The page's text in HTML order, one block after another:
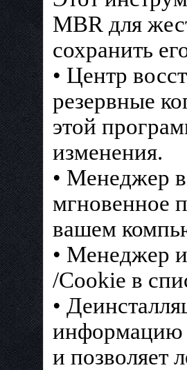
MBR для
сохранить
• Центр
резервные
этой
изменения.
• Менеджер
мгновенное
вашем
• Менеджер
/Cookie в
•
информацию
и позволяет